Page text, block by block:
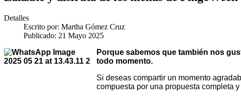
Detalles
Escrito por: Martha Gómez Cruz
Publicado: 21 Mayo 2025
Porque sabemos que también nos
todo momento.
Si deseas compartir un momento
compuesta por una propuesta completa